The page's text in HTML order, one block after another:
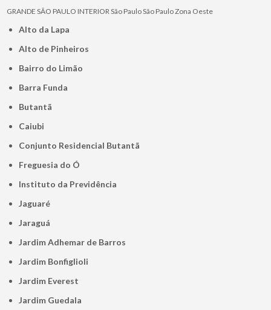
GRANDE SÃO PAULO INTERIORSão PauloSão PauloZona Oeste
Alto da Lapa
Alto de Pinheiros
Bairro do Limão
Barra Funda
Butantã
Caiubi
Conjunto Residencial Butantã
Freguesia do Ó
Instituto da Previdência
Jaguaré
Jaraguá
Jardim Adhemar de Barros
Jardim Bonfiglioli
Jardim Everest
Jardim Guedala